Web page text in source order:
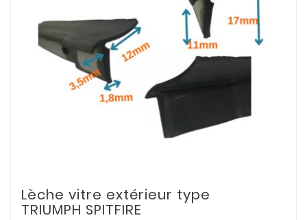
Lèche vitre extérieur type
TRIUMPH SPITFIRE